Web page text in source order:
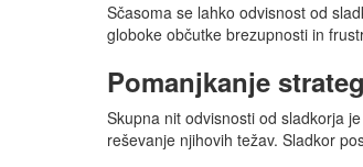
Sčasoma se lahko odvisnost od
globoke občutke brezupnosti in
Pomanjkanje
Skupna nit odvisnosti od sladkorja
reševanje njihovih težav. Sladkor